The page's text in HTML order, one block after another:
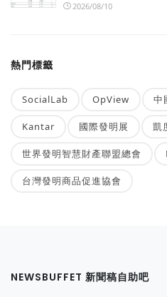
2026/08/10
熱門標籤
SocialLab OpView 中
Kantar 國際發明展 凱
世界發明智慧財產聯盟總會
台灣發明商品促進協會
NEWSBUFFET 新聞稿自助吧